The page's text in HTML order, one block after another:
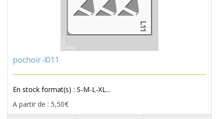
pochoir-l011
En stock format(s) : S-M-L-XL...
A partir de : 5,50€